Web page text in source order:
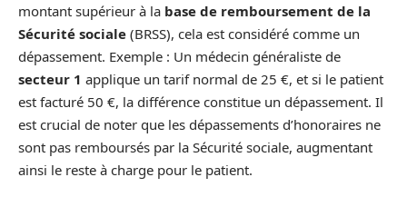
montant supérieur à la base de remboursement de la
Sécurité sociale (BRSS), cela est considéré comme un
dépassement. Exemple : Un médecin généraliste de
secteur 1 applique un tarif normal de 25 €, et si le patient
est facturé 50 €, la différence constitue un dépassement. Il
est crucial de noter que les dépassements d’honoraires ne
sont pas remboursés par la Sécurité sociale, augmentant
ainsi le reste à charge pour le patient.